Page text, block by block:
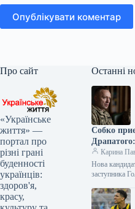
Опублікувати коментар
Про сайт
«Українське
життя» —
портал про
різні грані
буденності
українців:
здоров'я,
красу,
Останні
Собко
нового
Карина
Нова
заступника
корпусу
обійняти